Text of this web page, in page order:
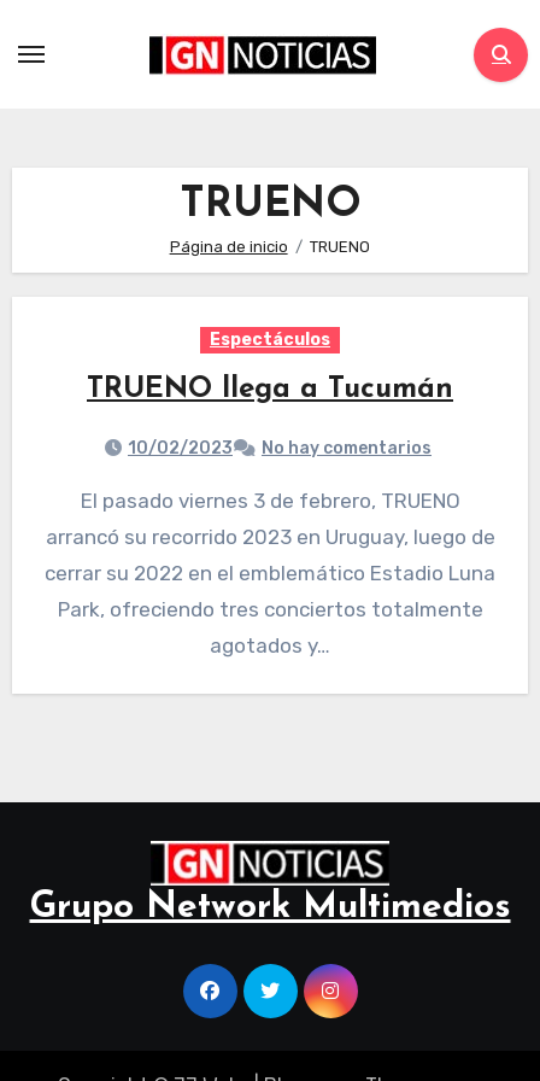
TRUENO
Página de inicio TRUENO
Espectáculos
TRUENO llega a Tucumán
10/02/2023 No hay comentarios
El pasado viernes 3 de febrero, TRUENO
arrancó su recorrido 2023 en Uruguay, luego de
cerrar su 2022 en el emblemático Estadio Luna
Park, ofreciendo tres conciertos totalmente
agotados y…
Grupo Network Multimedios